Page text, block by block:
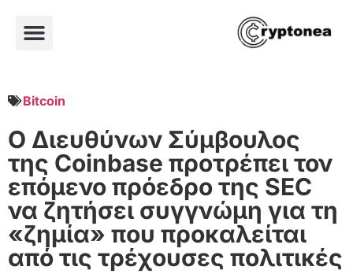
Bitcoin
Ο Διευθύνων Σύμβουλος
της Coinbase προτρέπει τον
επόμενο πρόεδρο της SEC
να ζητήσει συγγνώμη για τη
«ζημία» που προκαλείται
από τις τρέχουσες πολιτικές